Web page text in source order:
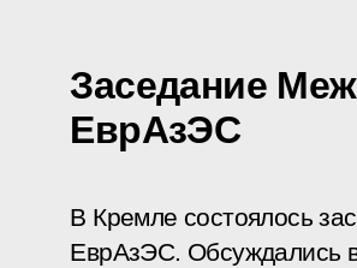
Заседание
ЕврАзЭС
В Кремле состоялось
ЕврАзЭС. Обсуждались